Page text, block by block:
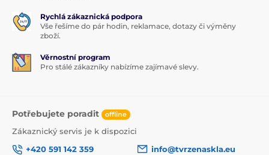
Rychlá zákaznická podpora
Vše řešíme do pár hodin, reklamace, dotazy či výměny
zboží.
Věrnostní program
Pro stálé zákazníky nabízíme zajímavé slevy.
Potřebujete poradit offline
Zákaznický servis je k dispozici
+420 591 142 359
info@tvrzenaskla.eu